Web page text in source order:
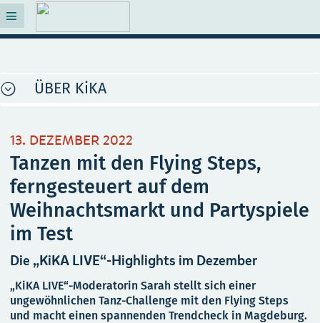
ÜBER KiKA
13. DEZEMBER 2022
Tanzen mit den Flying Steps,
ferngesteuert auf dem
Weihnachtsmarkt und Partyspiele
im Test
Die „KiKA LIVE“-Highlights im Dezember
„KiKA LIVE“-Moderatorin Sarah stellt sich einer
ungewöhnlichen Tanz-Challenge mit den Flying Steps
und macht einen spannenden Trendcheck in Magdeburg.